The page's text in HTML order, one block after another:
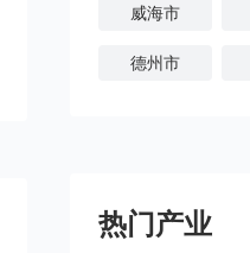
威海市
德州市
热门产业